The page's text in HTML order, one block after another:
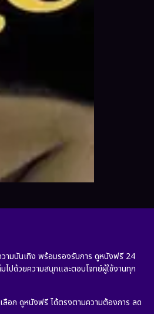
ามบันเทิง พร้อมรองรับการ ดูหนังฟรี 24
ปด้วยความสนุกและตอบโจทย์ผู้ใช้งานทุก
ลือก ดูหนังฟรี ได้ตรงตามความต้องการ ลด